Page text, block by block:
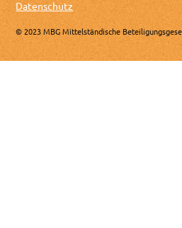
Datenschutz
© 2023 MBG Mittelständische